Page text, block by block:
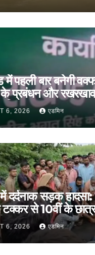
में पहली बार बनेगी
के प्रबंधन और
नियम
6, 2026 एडमिन
दर्दनाक सड़क
से 10वीं के छात्र
घायल
6, 2026 एडमिन